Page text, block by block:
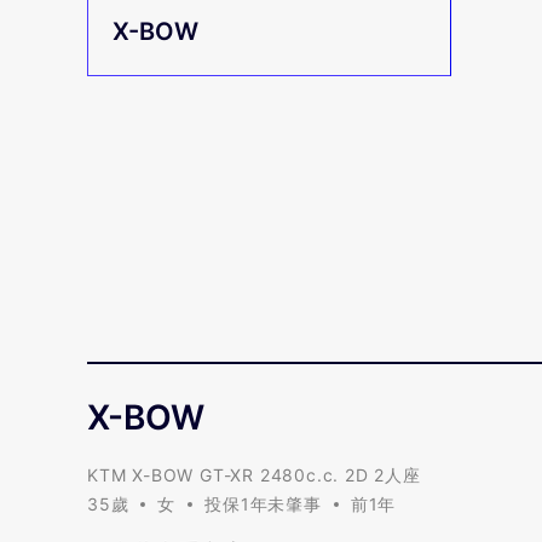
X-BOW
X-BOW
KTM X-BOW GT-XR 2480c.c. 2D 2人座
35歲
女 投保1年未肇事 前1年